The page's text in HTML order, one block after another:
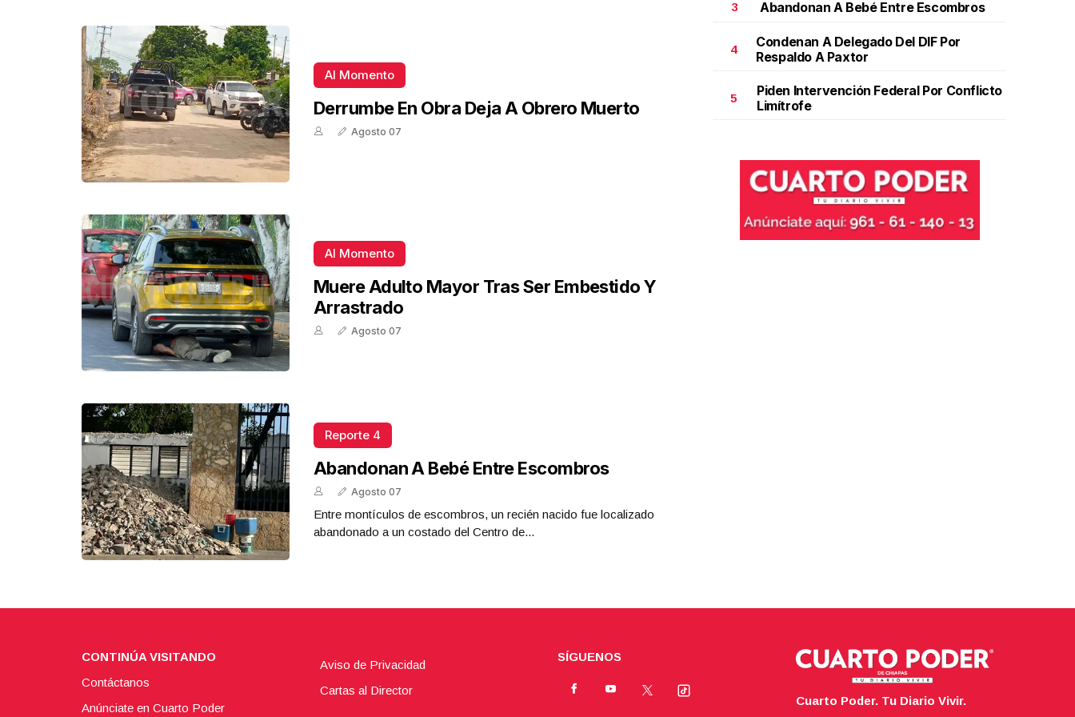
Al Momento
Derrumbe En Obra Deja A Obrero Muerto
Agosto 07
Al Momento
Muere Adulto Mayor Tras Ser Embestido Y
Arrastrado
Agosto 07
Reporte 4
Abandonan A Bebé Entre Escombros
Agosto 07
Entre montículos de escombros, un recién nacido fue localizado
abandonado a un costado del Centro de...
3 Abandonan A Bebé Entre Escombros
4
Condenan A Delegado Del DIF Por
Respaldo A Paxtor
5
Piden Intervención Federal Por Conflicto
Limítrofe
CONTINÚA VISITANDO
Contáctanos
Anúnciate en Cuarto Poder
Aviso de Privacidad
Cartas al Director
SÍGUENOS
Cuarto Poder. Tu Diario Vivir.